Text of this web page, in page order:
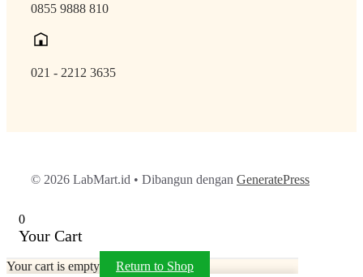
0855 9888 810
021 - 2212 3635
© 2026 LabMart.id • Dibangun dengan GeneratePress
0
Your Cart
Your cart is empty Return to Shop